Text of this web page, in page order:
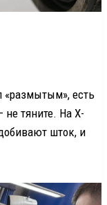
«размытым», есть
тяните. На X-
шток, и